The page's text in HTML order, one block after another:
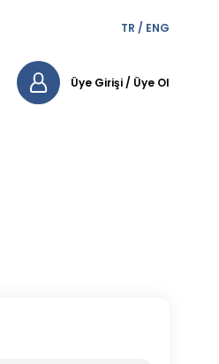
TR / ENG
Üye Girişi / Üye Ol